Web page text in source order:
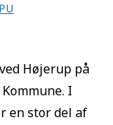
Højerup på
I
en stor del af